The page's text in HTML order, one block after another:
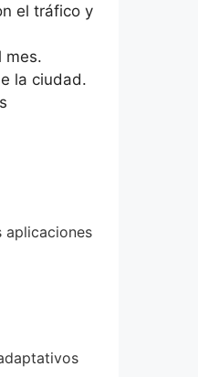
el tráfico y
mes.
la ciudad.
aplicaciones